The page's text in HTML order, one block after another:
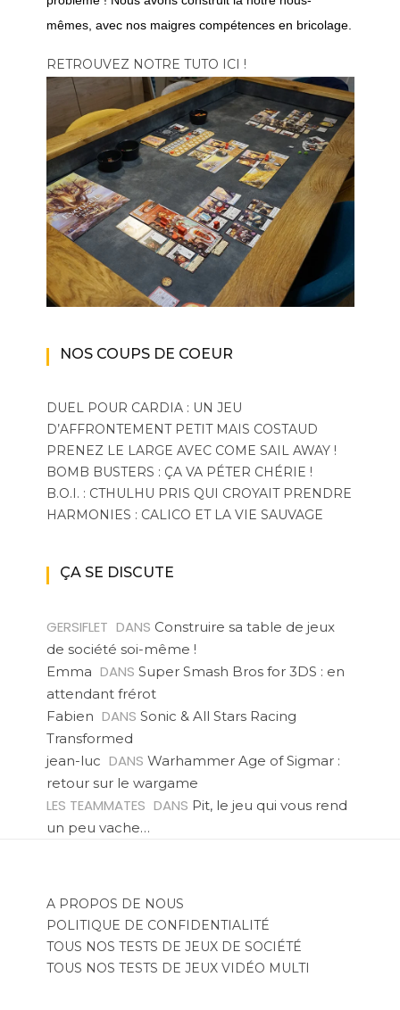
mêmes, avec nos maigres compétences en bricolage.
RETROUVEZ NOTRE TUTO ICI !
NOS COUPS DE COEUR
DUEL POUR CARDIA : UN JEU
D’AFFRONTEMENT PETIT MAIS COSTAUD
PRENEZ LE LARGE AVEC COME SAIL AWAY !
BOMB BUSTERS : ÇA VA PÉTER CHÉRIE !
B.O.I. : CTHULHU PRIS QUI CROYAIT PRENDRE
HARMONIES : CALICO ET LA VIE SAUVAGE
ÇA SE DISCUTE
GERSIFLET DANS Construire sa table de jeux
de société soi-même !
Emma DANS Super Smash Bros for 3DS : en
attendant frérot
Fabien DANS Sonic & All Stars Racing
Transformed
jean-luc DANS Warhammer Age of Sigmar :
retour sur le wargame
LES TEAMMATES DANS Pit, le jeu qui vous rend
un peu vache…
A PROPOS DE NOUS
POLITIQUE DE CONFIDENTIALITÉ
TOUS NOS TESTS DE JEUX DE SOCIÉTÉ
TOUS NOS TESTS DE JEUX VIDÉO MULTI